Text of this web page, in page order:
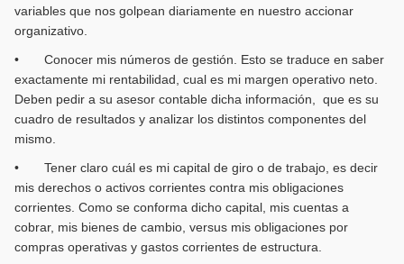
variables que nos golpean diariamente en nuestro accionar
organizativo.
• Conocer mis números de gestión. Esto se traduce en saber
exactamente mi rentabilidad, cual es mi margen operativo neto.
Deben pedir a su asesor contable dicha información, que es su
cuadro de resultados y analizar los distintos componentes del
mismo.
• Tener claro cuál es mi capital de giro o de trabajo, es decir
mis derechos o activos corrientes contra mis obligaciones
corrientes. Como se conforma dicho capital, mis cuentas a
cobrar, mis bienes de cambio, versus mis obligaciones por
compras operativas y gastos corrientes de estructura.